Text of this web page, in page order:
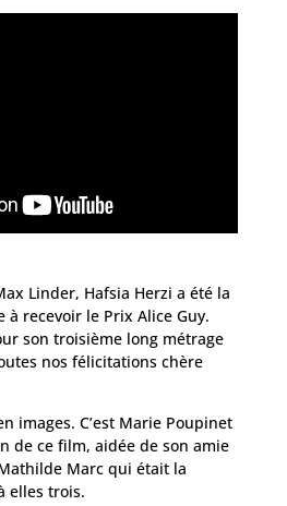
Linder, Hafsia Herzi a été la
à recevoir le Prix Alice Guy.
son troisième long métrage
nos félicitations chère
images. C’est Marie Poupinet
de ce film, aidée de son amie
Marc qui était la
elles trois.